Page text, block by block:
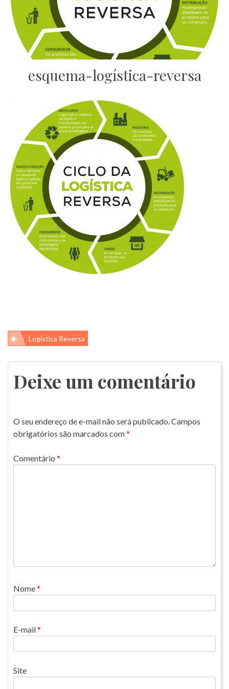
esquema-logística-reversa
Navegação
de
Post
Logística Reversa
Deixe um comentário
O seu endereço de e-mail não será publicado.Campos
obrigatórios são marcados com*
Comentário *
Nome*
E-mail*
Site